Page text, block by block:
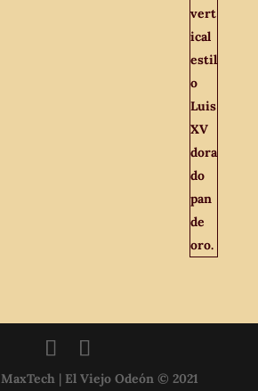
MaxTech| El Viejo Odeón © 2021